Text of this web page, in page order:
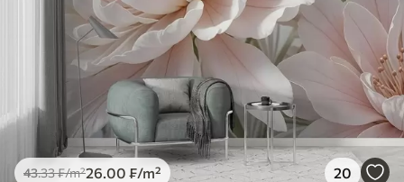
43.33₣/m²26 .00 ₣/m² 20